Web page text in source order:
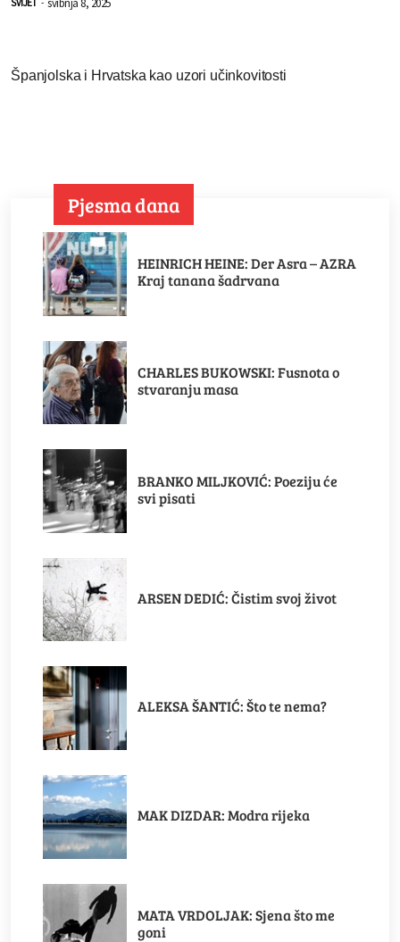
SVIJET -
Španjolska i Hrvatska kao uzori učinkovitosti
Pjesma dana
HEINRICH HEINE: Der Asra – AZRA
Kraj tanana šadrvana
CHARLES BUKOWSKI: Fusnota o
stvaranju masa
BRANKO MILJKOVIĆ: Poeziju će
svi pisati
ARSEN DEDIĆ: Čistim svoj život
ALEKSA ŠANTIĆ: Što te nema?
MAK DIZDAR: Modra rijeka
MATA VRDOLJAK: Sjena što me
goni